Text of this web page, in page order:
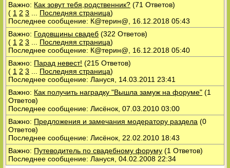
Важно: Как зовут тебя,родственник? (71 Ответов)
( 1 2 3 Последняя страница)
Последнее сообщение: К@терин@, 16.12.2018 05:43
Важно: Годовщины свадеб (322 Ответов)
( 1 2 3 Последняя страница)
Последнее сообщение: К@терин@, 16.12.2018 05:40
Важно: Парад невест! (215 Ответов)
( 1 2 3 Последняя страница)
Последнее сообщение: Лануся, 14.03.2011 23:41
Важно: Как получить наградку "Вышла замуж на форуме" (1
Ответов)
Последнее сообщение: Лисёнок, 07.03.2010 03:00
Важно: Предложения и замечания модератору раздела (0
Ответов)
Последнее сообщение: Лисёнок, 22.02.2010 18:43
Важно: Путеводитель по свадебному форуму (1 Ответов)
Последнее сообщение: Лануся, 04.02.2008 22:34